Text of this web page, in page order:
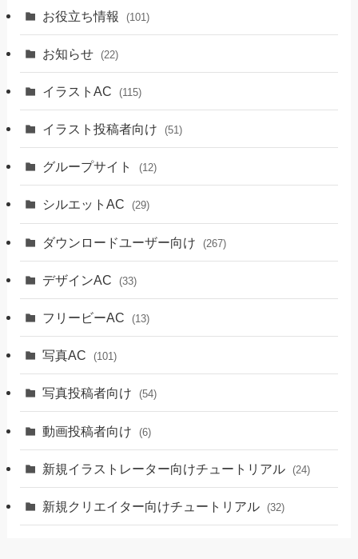
お役立ち情報 (101)
お知らせ (22)
イラストAC (115)
イラスト投稿者向け (51)
グループサイト (12)
シルエットAC (29)
ダウンロードユーザー向け (267)
デザインAC (33)
フリービーAC (13)
写真AC (101)
写真投稿者向け (54)
動画投稿者向け (6)
新規イラストレーター向けチュートリアル (24)
新規クリエイター向けチュートリアル (32)